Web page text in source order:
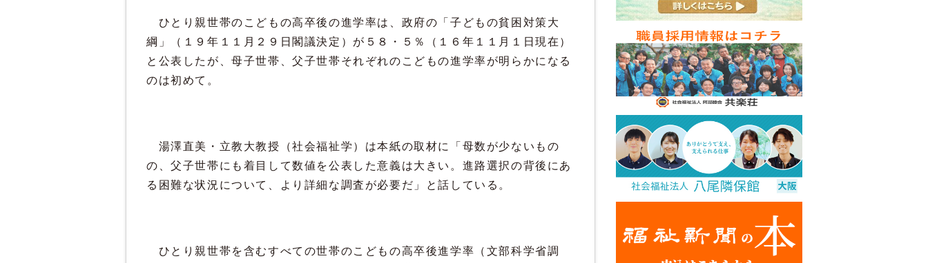
ひとり親世帯のこどもの高卒後の進学率は、政府の「子どもの貧困対策大
綱」（１９年１１月２９日閣議決定）が５８・５％（１６年１１月１日現在）
と公表したが、母子世帯、父子世帯それぞれのこどもの進学率が明らかになる
のは初めて。
湯澤直美・立教大教授（社会福祉学）は本紙の取材に「母数が少ないもの
の、父子世帯にも着目して数値を公表した意義は大きい。進路選択の背後にあ
る困難な状況について、より詳細な調査が必要だ」と話している。
ひとり親世帯を含むすべての世帯のこどもの高卒後進学率（文部科学省調